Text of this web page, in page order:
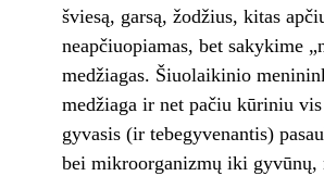
šviesą, garsą, žodžius, kitas
neapčiuopiamas, bet sakykime
medžiagas. Šiuolaikinio
medžiaga ir net pačiu kūriniu
gyvasis (ir tebegyvenantis)
bei mikroorganizmų iki gyvūnų,